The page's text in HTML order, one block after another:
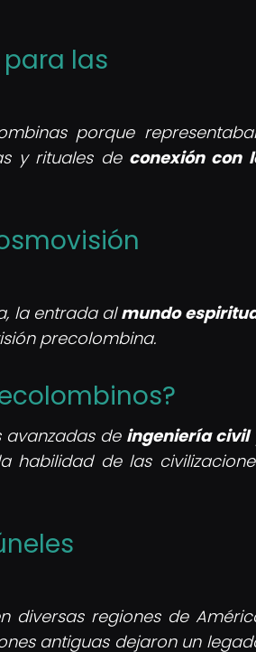
las
porque
y rituales de conexión con
la entrada almundo
precolombina.
avanzadas de ingeniería civil
habilidad de las
diversas regiones de
antiguas dejaron un